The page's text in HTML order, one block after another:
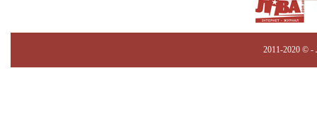
2011-2020 © -